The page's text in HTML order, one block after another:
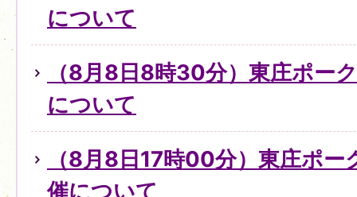
について
（8月8日8時30分）東庄ポー
について
（8月8日17時00分）東庄ポ
催について